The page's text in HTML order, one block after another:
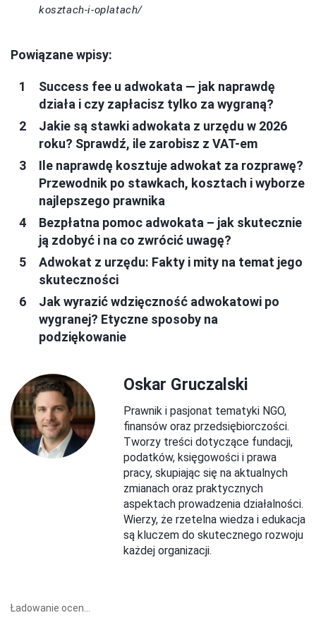
kosztach-i-oplatach/
Powiązane wpisy:
Success fee u adwokata — jak naprawdę
działa i czy zapłacisz tylko za wygraną?
Jakie są stawki adwokata z urzędu w 2026
roku? Sprawdź, ile zarobisz z VAT-em
Ile naprawdę kosztuje adwokat za rozprawę?
Przewodnik po stawkach, kosztach i wyborze
najlepszego prawnika
Bezpłatna pomoc adwokata – jak skutecznie
ją zdobyć i na co zwrócić uwagę?
Adwokat z urzędu: Fakty i mity na temat jego
skuteczności
Jak wyrazić wdzięczność adwokatowi po
wygranej? Etyczne sposoby na
podziękowanie
Oskar Gruczalski
Prawnik i pasjonat tematyki NGO,
finansów oraz przedsiębiorczości.
Tworzy treści dotyczące fundacji,
podatków, księgowości i prawa
pracy, skupiając się na aktualnych
zmianach oraz praktycznych
aspektach prowadzenia działalności.
Wierzy, że rzetelna wiedza i edukacja
są kluczem do skutecznego rozwoju
każdej organizacji.
Ładowanie ocen...